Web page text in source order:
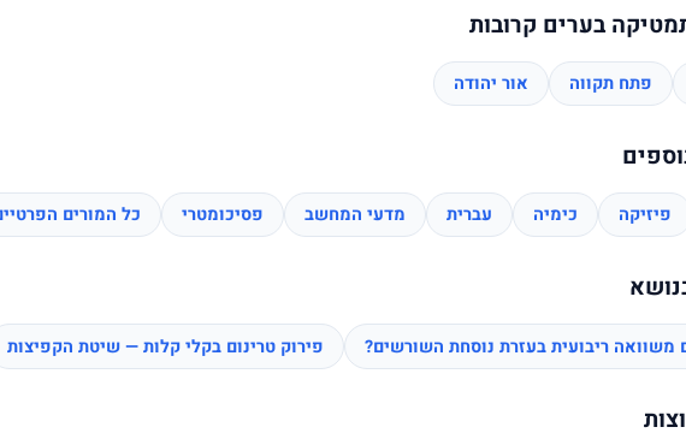
בערים קרובות
פתח תקווה אור יהודה
פיזיקה כימיה עברית מדעי המחשב פסיכומטרי כל המורים
משוואה ריבועית בעזרת נוסחת השורשים? פירוק טרינום בקלי קלות — שיטת הקפיצות